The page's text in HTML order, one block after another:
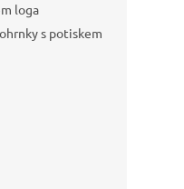
loga
s potiskem